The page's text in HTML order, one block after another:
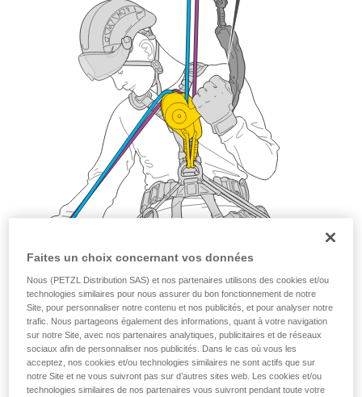
Faites un choix concernant vos données
Nous (PETZL Distribution SAS) et nos partenaires utilisons des cookies et/ou
technologies similaires pour nous assurer du bon fonctionnement de notre
Site, pour personnaliser notre contenu et nos publicités, et pour analyser notre
trafic. Nous partageons également des informations, quant à votre navigation
sur notre Site, avec nos partenaires analytiques, publicitaires et de réseaux
sociaux afin de personnaliser nos publicités. Dans le cas où vous les
acceptez, nos cookies et/ou technologies similaires ne sont actifs que sur
notre Site et ne vous suivront pas sur d’autres sites web. Les cookies et/ou
technologies similaires de nos partenaires vous suivront pendant toute votre